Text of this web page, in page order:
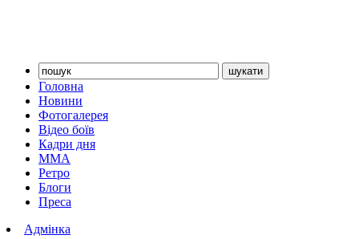
Головна
Новини
Фотогалерея
Відео боїв
Кадри дня
ММА
Ретро
Блоги
Преса
Адмінка